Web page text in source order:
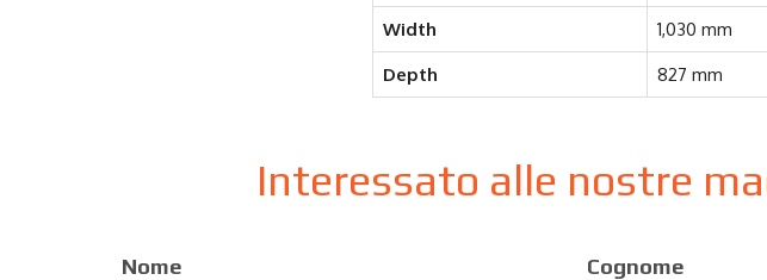
Width
1,030 mm
Depth
827 mm
Interessato alle nostre
Nome Cognome